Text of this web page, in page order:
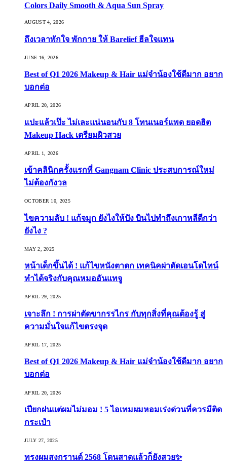
Colors Daily Smooth & Aqua Sun Spray
AUGUST 4, 2026
ถึงเวลาพักใจ พักกาย ให้ Barelief ฮีลใจแทน
JUNE 16, 2026
Best of Q1 2026 Makeup & Hair แม่จ๋าน้องใช้ดีมาก อยาก
บอกต่อ
APRIL 20, 2026
แปะแล้วเป๊ะ ไม่เละแน่นอนกับ 8 โทนเนอร์แพด ยอดฮิต
Makeup Hack เตรียมผิวสวย
APRIL 1, 2026
เข้าคลินิกครั้งแรกที่ Gangnam Clinic ประสบการณ์ใหม่
ไม่ต้องกังวล
OCTOBER 10, 2025
ไขความลับ ! แก้จมูก ยังไงให้ปัง บินไปทำถึงเกาหลีดีกว่า
ยังไง ?
MAY 2, 2025
หน้าเด็กขึ้นได้ ! แก้ไขหนังตาตก เทคนิคผ่าตัดเอนโดไทน์
ทำได้จริงกับคุณหมออันแทจู
APRIL 29, 2025
เจาะลึก ! การผ่าตัดขากรรไกร กับทุกสิ่งที่คุณต้องรู้ สู่
ความมั่นใจแก้ไขตรงจุด
APRIL 17, 2025
Best of Q1 2026 Makeup & Hair แม่จ๋าน้องใช้ดีมาก อยาก
บอกต่อ
APRIL 20, 2026
เปียกฝนแต่ผมไม่มอม ! 5 ไอเทมผมหอมเร่งด่วนที่ควรมีติด
กระเป๋า
JULY 27, 2025
ทรงผมสงกรานต์ 2568 โดนสาดแล้วก็ยังสวย✨